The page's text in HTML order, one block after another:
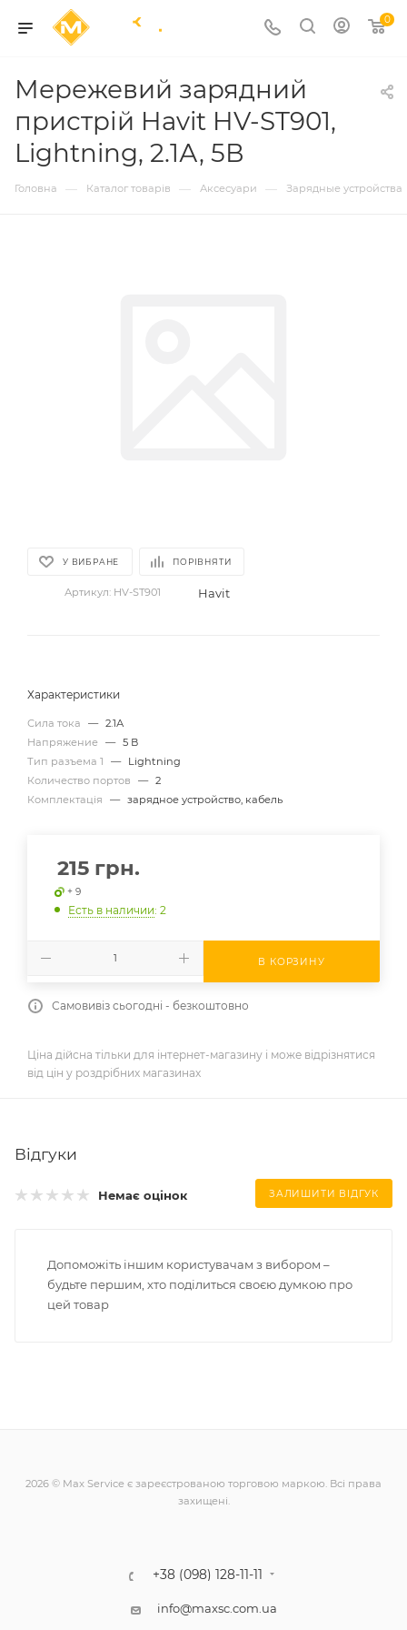
0
Мережевий зарядний
пристрій Havit HV-ST901,
Lightning, 2.1А, 5В
Головна — Каталог товарів — Аксесуари — Зарядные устройства
У ВИБРАНЕ ПОРІВНЯТИ
Артикул: HV-ST901 Havit
Характеристики
Сила тока — 2.1А
Напряжение — 5 В
Тип разъема 1
—
Lightning
Количество портов
— 2
Комплектація
— зарядное устройство, кабель
215 грн.
+ 9
Есть в наличии: 2
В КОРЗИНУ
Самовивіз сьогодні - безкоштовно
Ціна дійсна тільки для інтернет-магазину і може відрізнятися
від цін у роздрібних магазинах
Відгуки
Немає оцінок ЗАЛИШИТИ ВІДГУК
Допоможіть іншим користувачам з вибором –
будьте першим, хто поділиться своєю думкою про
цей товар
2026 © Max Service є зареєстрованою торговою маркою. Всі права
захищені.
+38 (098) 128-11-11
info@maxsc.com.ua